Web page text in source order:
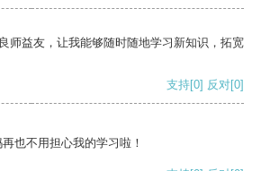
师益友，让我能够随时随地学习新知识，拓宽
支持[0] 反对[0]
也不用担心我的学习啦！